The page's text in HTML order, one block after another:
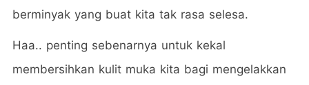
berminyak yang buat kita tak rasa selesa.
Haa.. penting sebenarnya untuk kekal
membersihkan kulit muka kita bagi mengelakkan